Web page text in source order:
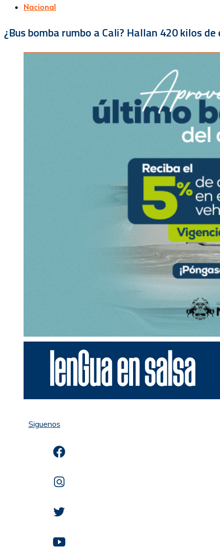
Nacional
¿Bus bomba rumbo a Cali? Hallan 420 kilos
Siguenos